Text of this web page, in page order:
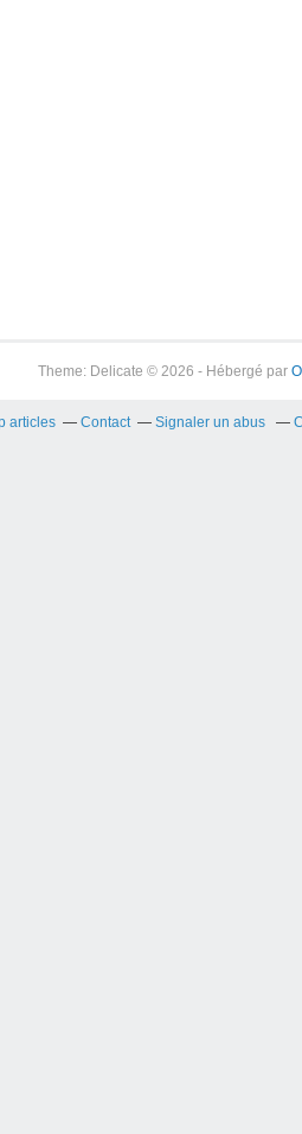
Theme: Delicate © 2026 - Hébergé par
articles Contact Signaler un abus